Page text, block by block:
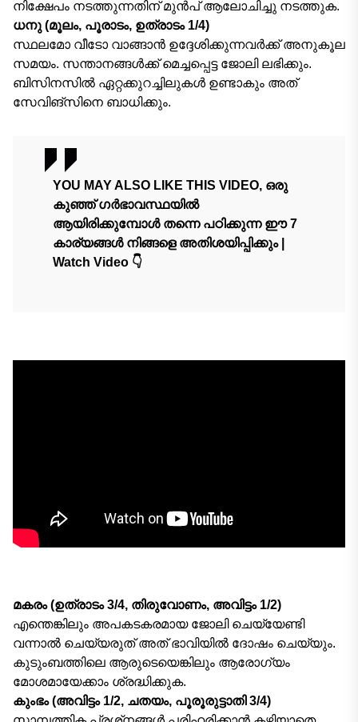
നിക്ഷേപം നടത്തുന്നതിന് മുൻപ് ആലോചിച്ചു നടത്തുക.
ധനു (മൂലം, പൂരാടം, ഉത്രാടം 1/4)
സ്ഥലമോ വീടോ വാങ്ങാന്‍ ഉദ്ദേശിക്കുന്നവര്‍ക്ക് അനുകൂല
സമയം. സന്താനങ്ങള്‍ക്ക് മെച്ചപ്പെട്ട ജോലി ലഭിക്കും.
ബിസിനസിൽ ഏറ്റക്കുറച്ചിലുകൾ ഉണ്ടാകും അത്
സേവിങ്‌സിനെ ബാധിക്കും.
YOU MAY ALSO LIKE THIS VIDEO, ഒരു
കുഞ്ഞ്‌ ഗർഭാവസ്ഥയിൽ
ആയിരിക്കുമ്പോൾ തന്നെ പഠിക്കുന്ന ഈ 7
കാര്യങ്ങൾ നിങ്ങളെ അതിശയിപ്പിക്കും |
Watch Video 👇
മകരം (ഉത്രാടം 3/4, തിരുവോണം, അവിട്ടം 1/2)
എന്തെങ്കിലും അപകടകരമായ ജോലി ചെയ്യേണ്ടി
വന്നാൽ ചെയ്യരുത് അത് ഭാവിയിൽ ദോഷം ചെയ്യും.
കുടുംബത്തിലെ ആരുടെയെങ്കിലും ആരോഗ്യം
മോശമായേക്കാം ശ്രദ്ധിക്കുക.
കുംഭം (അവിട്ടം 1/2, ചതയം, പൂരൂരുട്ടാതി 3/4)